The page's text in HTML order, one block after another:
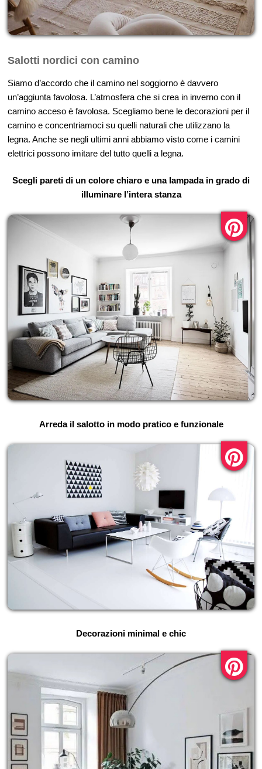
Salotti nordici con camino
Siamo d’accordo che il camino nel soggiorno è davvero
un’aggiunta favolosa. L’atmosfera che si crea in inverno con il
camino acceso è favolosa. Scegliamo bene le decorazioni per il
camino e concentriamoci su quelli naturali che utilizzano la
legna. Anche se negli ultimi anni abbiamo visto come i camini
elettrici possono imitare del tutto quelli a legna.
Scegli pareti di un colore chiaro e una lampada in grado di
illuminare l’intera stanza
Arreda il salotto in modo pratico e funzionale
Decorazioni minimal e chic